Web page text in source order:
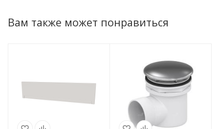
Вам также может понравиться